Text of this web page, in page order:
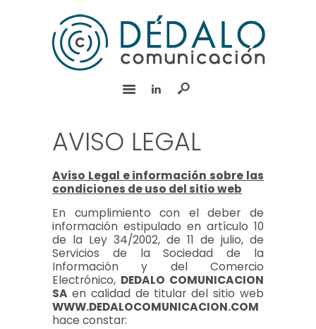
INICIO
SERVICIOS
RSC
CONTACTO
English
AVISO LEGAL
Aviso Legal e información sobre las
condiciones de uso del sitio web
En cumplimiento con el deber de
información estipulado en artículo 10
de la Ley 34/2002, de 11 de julio, de
Servicios de la Sociedad de la
Información y del Comercio
Electrónico, DEDALO COMUNICACION
SA en calidad de titular del sitio web
WWW.DEDALOCOMUNICACION.COM
hace constar: